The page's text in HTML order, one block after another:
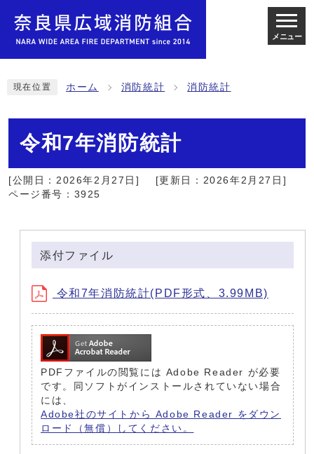
メニュー
現在位置 ホーム 消防統計 消防統計
令和7年消防統計
[公開日：2026年2月27日]
[更新日：2026年2月27日]
ページ番号：3925
添付ファイル
令和7年消防統計(PDF形式、3.99MB)
PDFファイルの閲覧には Adobe Reader が必要
です。同ソフトがインストールされていない場合
には、
Adobe社のサイトから Adobe Reader をダウン
ロード（無償）してください。